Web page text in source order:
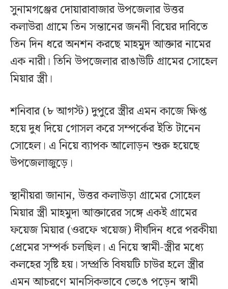
সুনামগঞ্জের দোয়ারাবাজার উপজেলার উত্তর
কলাউরা গ্রামে তিন সন্তানের জননী বিয়ের দাবিতে
তিন দিন ধরে অনশন করছে মাহমুদ আক্তার নামের
এক নারী। তিনি উপজেলার রাঙাউটি গ্রামের সোহেল
মিয়ার স্ত্রী।
শনিবার (৮ আগস্ট) দুপুরে স্ত্রীর এমন কাজে ক্ষিপ্ত
হয়ে দুধ দিয়ে গোসল করে সম্পর্কের ইতি টানেন
সোহেল। এ নিয়ে ব্যাপক আলোড়ন শুরু হয়েছে
উপজেলাজুড়ে।
স্থানীয়রা জানান, উত্তর কলাউড়া গ্রামের সোহেল
মিয়ার স্ত্রী মাহমুদা আক্তারের সঙ্গে একই গ্রামের
ফয়েজ মিয়ার (ওরফে খয়েজ) দীর্ঘদিন ধরে পরকীয়া
প্রেমের সম্পর্ক চলছিল। এ নিয়ে স্বামী-স্ত্রীর মধ্যে
কলহের সৃষ্টি হয়। সম্প্রতি বিষয়টি চাউর হলে স্ত্রীর
এমন আচরণে মানসিকভাবে ভেঙে পড়েন স্বামী